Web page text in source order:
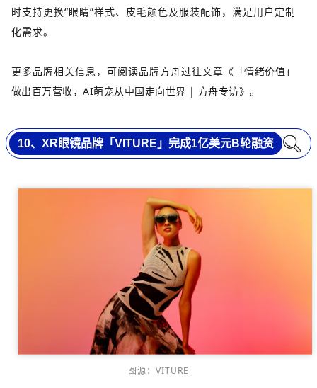
时支持更换“眼睛”样式、皮毛颜色及服装配饰，满足用户定制
化需求。
更多品牌相关信息，可阅读品牌方舟过往文章 《 「情绪价值」
做出百万营收，AI萌宠从中国走向世界 | 方舟专访》 。
10、XR眼镜品牌「VITURE」完成1亿美元B轮融资
图源：VITURE